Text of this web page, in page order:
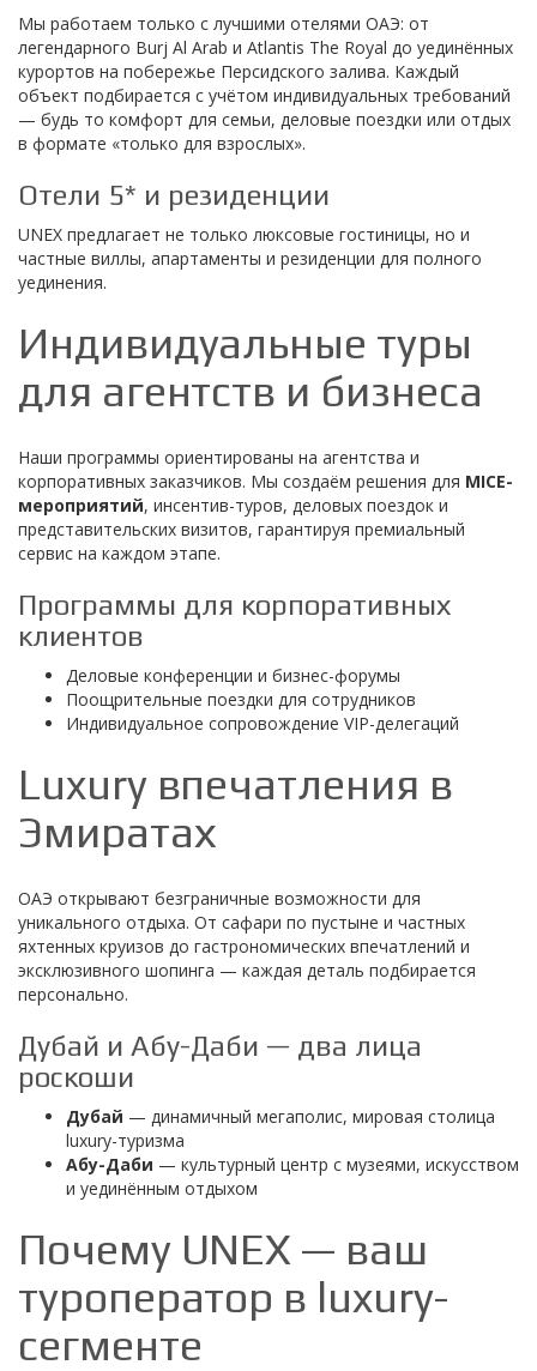
Мы работаем только с лучшими отелями ОАЭ: от
легендарного Burj Al Arab и Atlantis The Royal до уединённых
курортов на побережье Персидского залива. Каждый
объект подбирается с учётом индивидуальных требований
— будь то комфорт для семьи, деловые поездки или отдых
в формате «только для взрослых».
Отели 5* и резиденции
UNEX предлагает не только люксовые гостиницы, но и
частные виллы, апартаменты и резиденции для полного
уединения.
Индивидуальные туры
для агентств и бизнеса
Наши программы ориентированы на агентства и
корпоративных заказчиков. Мы создаём решения для MICE-
мероприятий, инсентив-туров, деловых поездок и
представительских визитов, гарантируя премиальный
сервис на каждом этапе.
Программы для корпоративных
клиентов
Деловые конференции и бизнес-форумы
Поощрительные поездки для сотрудников
Индивидуальное сопровождение VIP-делегаций
Luxury впечатления в
Эмиратах
ОАЭ открывают безграничные возможности для
уникального отдыха. От сафари по пустыне и частных
яхтенных круизов до гастрономических впечатлений и
эксклюзивного шопинга — каждая деталь подбирается
персонально.
Дубай и Абу-Даби — два лица
роскоши
Дубай — динамичный мегаполис, мировая столица
luxury-туризма
Абу-Даби — культурный центр с музеями, искусством
и уединённым отдыхом
Почему UNEX — ваш
туроператор в luxury-
сегменте